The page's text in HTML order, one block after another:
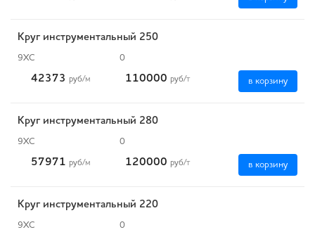
Круг инструментальный 250
9ХС 0
42373 руб/м 110000 руб/т в корзину
Круг инструментальный 280
9ХС 0
57971 руб/м 120000 руб/т в корзину
Круг инструментальный 220
9ХС 0